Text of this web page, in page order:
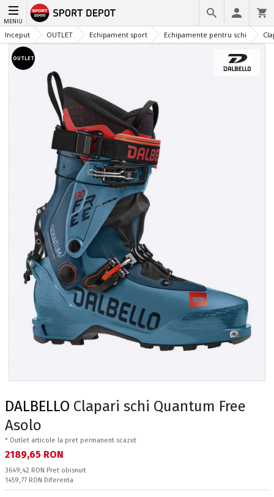
MENIU
Inceput OUTLET Echipament sport Echipamente pentru schi
OUTLET
DALBELLO Clapari schi Quantum Free
Asolo
* Outlet articole la pret permanent scazut
Текуща цена:
2189,65 RON
Pret obisnuit:
3649,42 RON Pret obisnuit
Спестявате:
1459,77 RON Diferenta